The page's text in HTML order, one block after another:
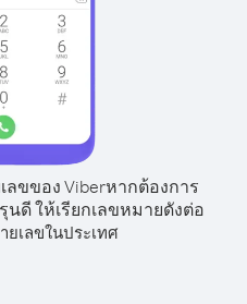
ขของ Viberหากต้องการ
นดี ให้เรียกเลขหมายดังต่อ
ยเลขในประเทศ